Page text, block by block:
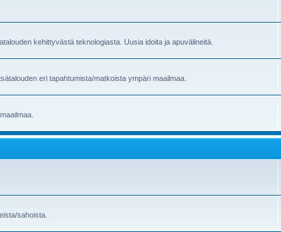
kehittyvästä teknologiasta. Uusia idoita ja apuvälineitä.
eri tapahtumista/matkoista ympäri maailmaa.
sahoista.